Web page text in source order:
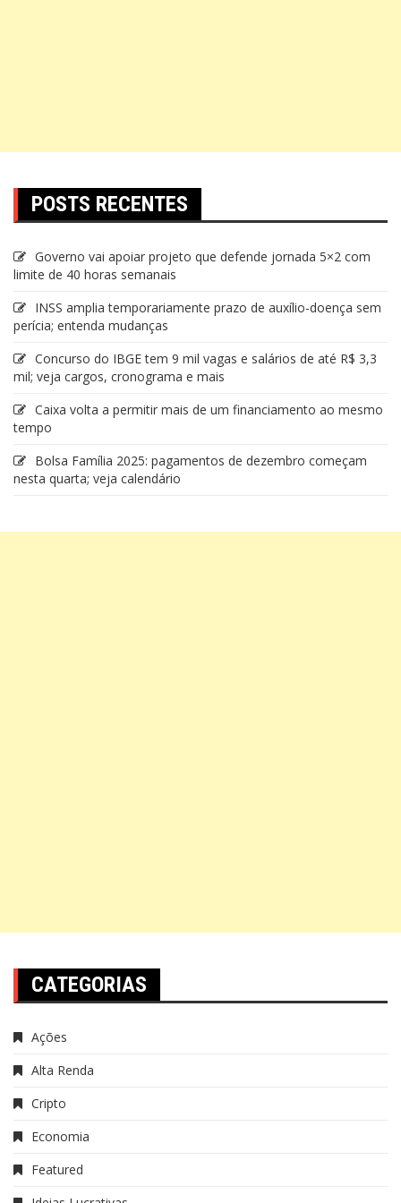
POSTS RECENTES
Governo vai apoiar projeto que defende jornada 5×2 com
limite de 40 horas semanais
INSS amplia temporariamente prazo de auxílio-doença sem
perícia; entenda mudanças
Concurso do IBGE tem 9 mil vagas e salários de até R$ 3,3
mil; veja cargos, cronograma e mais
Caixa volta a permitir mais de um financiamento ao mesmo
tempo
Bolsa Família 2025: pagamentos de dezembro começam
nesta quarta; veja calendário
CATEGORIAS
Ações
Alta Renda
Cripto
Economia
Featured